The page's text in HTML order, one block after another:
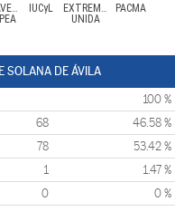
IUCyL
EXTREMADURA
UNIDA
PACMA
SOLANA DE ÁVILA
100 %
68 46.58 %
78 53.42 %
1 1.47 %
0 0 %